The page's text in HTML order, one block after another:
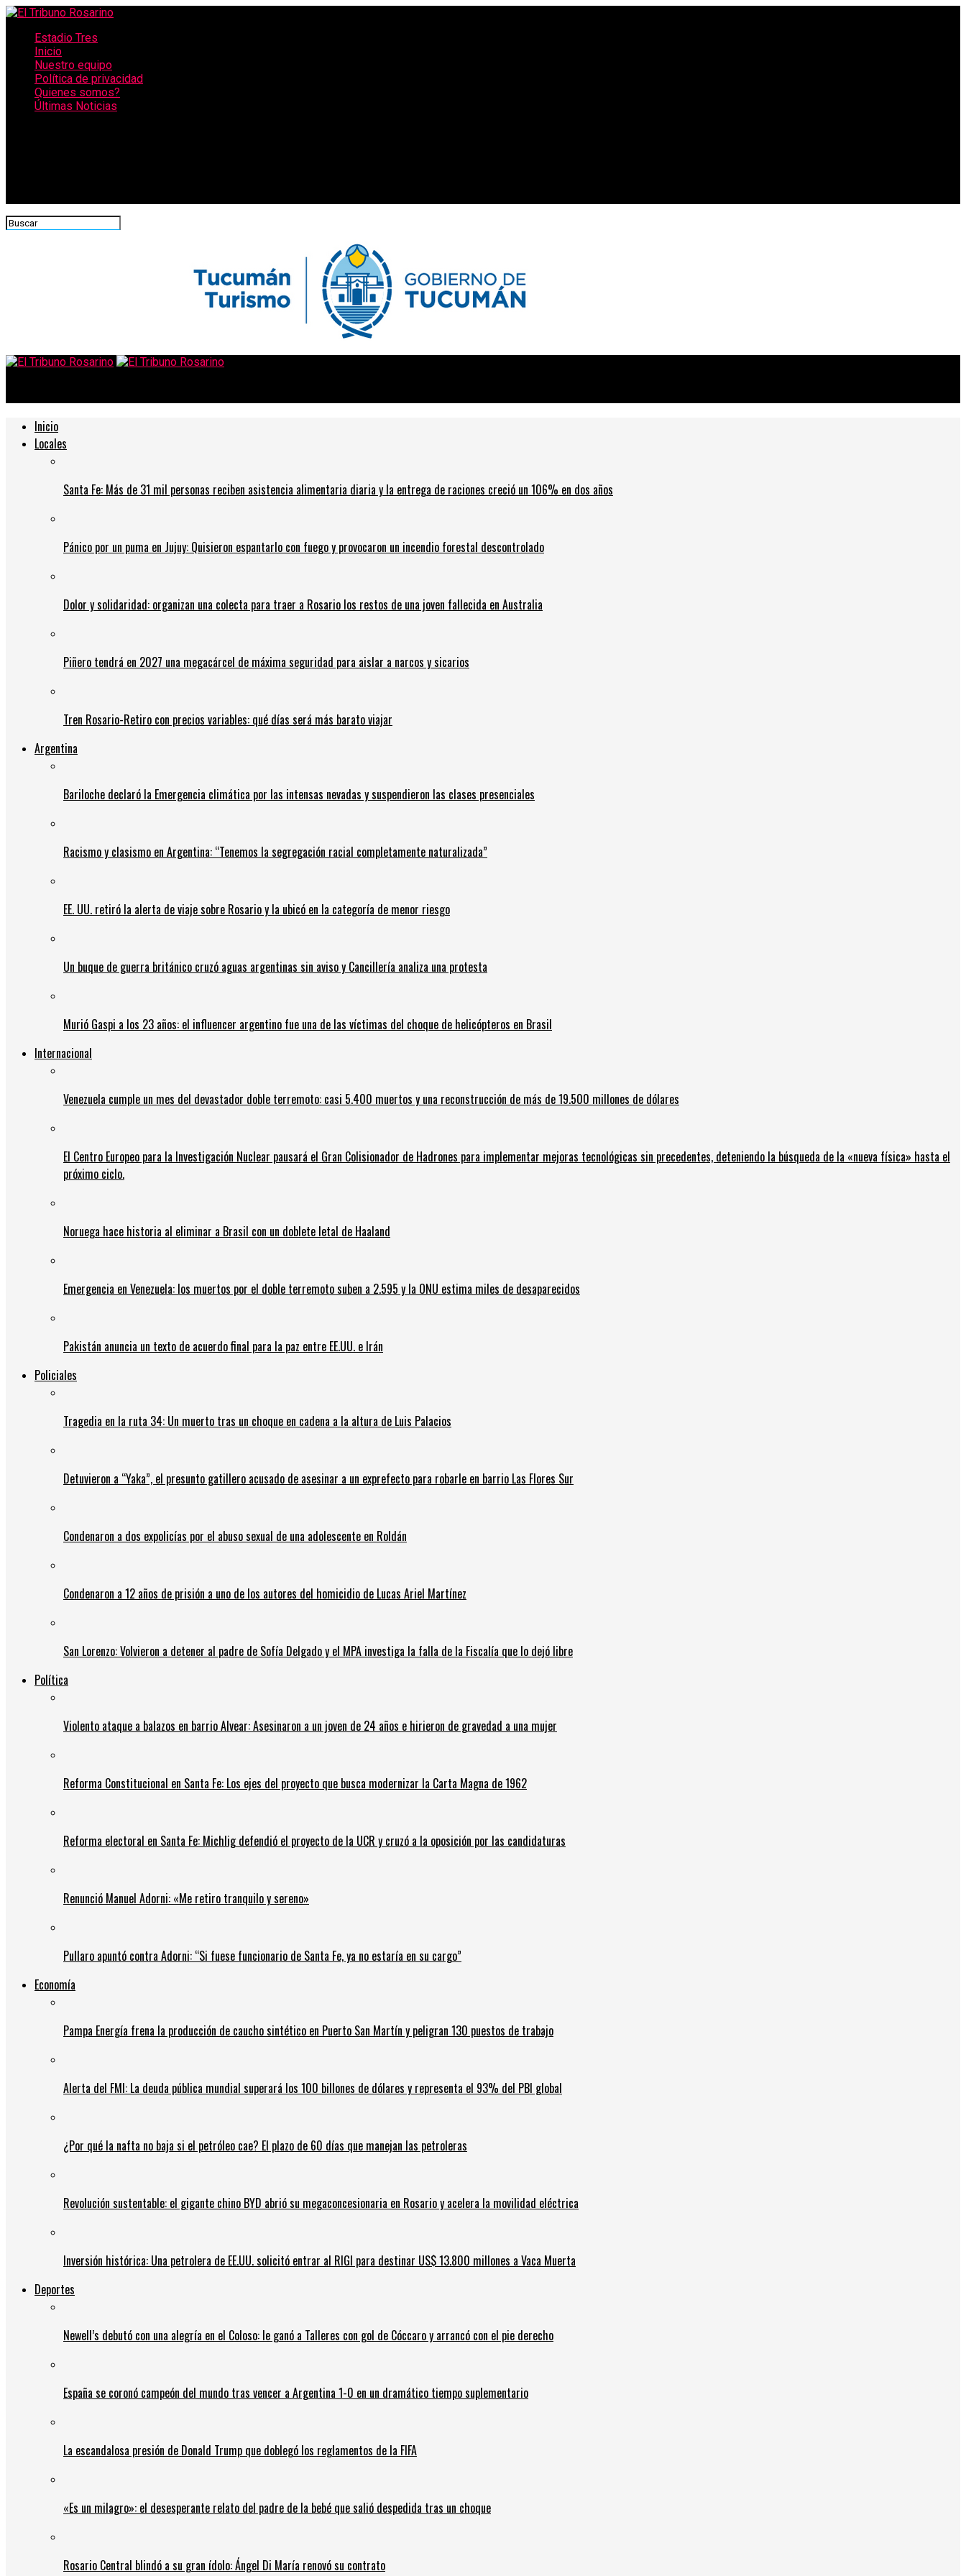
Estadio Tres
Inicio
Nuestro equipo
Política de privacidad
Quienes somos?
Últimas Noticias
Inicio
Locales
Santa Fe: Más de 31 mil personas reciben asistencia alimentaria diaria y la entrega de raciones creció un 106% en dos años
Pánico por un puma en Jujuy: Quisieron espantarlo con fuego y provocaron un incendio forestal descontrolado
Dolor y solidaridad: organizan una colecta para traer a Rosario los restos de una joven fallecida en Australia
Piñero tendrá en 2027 una megacárcel de máxima seguridad para aislar a narcos y sicarios
Tren Rosario-Retiro con precios variables: qué días será más barato viajar
Argentina
Bariloche declaró la Emergencia climática por las intensas nevadas y suspendieron las clases presenciales
Racismo y clasismo en Argentina: “Tenemos la segregación racial completamente naturalizada”
EE. UU. retiró la alerta de viaje sobre Rosario y la ubicó en la categoría de menor riesgo
Un buque de guerra británico cruzó aguas argentinas sin aviso y Cancillería analiza una protesta
Murió Gaspi a los 23 años: el influencer argentino fue una de las víctimas del choque de helicópteros en Brasil
Internacional
Venezuela cumple un mes del devastador doble terremoto: casi 5.400 muertos y una reconstrucción de más de 19.500 millones de dólares
El Centro Europeo para la Investigación Nuclear pausará el Gran Colisionador de Hadrones para implementar mejoras tecnológicas sin precedentes, deteniendo la búsqueda de la «nueva física» hasta el
próximo ciclo.
Noruega hace historia al eliminar a Brasil con un doblete letal de Haaland
Emergencia en Venezuela: los muertos por el doble terremoto suben a 2.595 y la ONU estima miles de desaparecidos
Pakistán anuncia un texto de acuerdo final para la paz entre EE.UU. e Irán
Policiales
Tragedia en la ruta 34: Un muerto tras un choque en cadena a la altura de Luis Palacios
Detuvieron a “Yaka”, el presunto gatillero acusado de asesinar a un exprefecto para robarle en barrio Las Flores Sur
Condenaron a dos expolicías por el abuso sexual de una adolescente en Roldán
Condenaron a 12 años de prisión a uno de los autores del homicidio de Lucas Ariel Martínez
San Lorenzo: Volvieron a detener al padre de Sofía Delgado y el MPA investiga la falla de la Fiscalía que lo dejó libre
Política
Violento ataque a balazos en barrio Alvear: Asesinaron a un joven de 24 años e hirieron de gravedad a una mujer
Reforma Constitucional en Santa Fe: Los ejes del proyecto que busca modernizar la Carta Magna de 1962
Reforma electoral en Santa Fe: Michlig defendió el proyecto de la UCR y cruzó a la oposición por las candidaturas
Renunció Manuel Adorni: «Me retiro tranquilo y sereno»
Pullaro apuntó contra Adorni: “Si fuese funcionario de Santa Fe, ya no estaría en su cargo”
Economía
Pampa Energía frena la producción de caucho sintético en Puerto San Martín y peligran 130 puestos de trabajo
Alerta del FMI: La deuda pública mundial superará los 100 billones de dólares y representa el 93% del PBI global
¿Por qué la nafta no baja si el petróleo cae? El plazo de 60 días que manejan las petroleras
Revolución sustentable: el gigante chino BYD abrió su megaconcesionaria en Rosario y acelera la movilidad eléctrica
Inversión histórica: Una petrolera de EE.UU. solicitó entrar al RIGI para destinar US$ 13.800 millones a Vaca Muerta
Deportes
Newell’s debutó con una alegría en el Coloso: le ganó a Talleres con gol de Cóccaro y arrancó con el pie derecho
España se coronó campeón del mundo tras vencer a Argentina 1-0 en un dramático tiempo suplementario
La escandalosa presión de Donald Trump que doblegó los reglamentos de la FIFA
«Es un milagro»: el desesperante relato del padre de la bebé que salió despedida tras un choque
Rosario Central blindó a su gran ídolo: Ángel Di María renovó su contrato